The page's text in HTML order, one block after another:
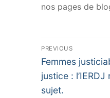
nos pages de
de
l’article
PREVIOUS
Previous
post:
Femmes
justice :
sujet.